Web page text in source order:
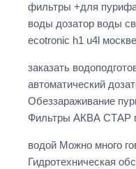
фильтры +для
воды дозатор воды
ecotronic h1 u4l
заказать
автоматический
Обеззараживание
Фильтры АКВА СТАР
водой Можно много
Гидротехническая